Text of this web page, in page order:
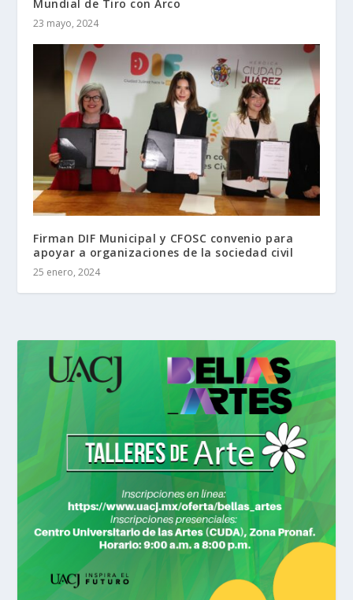
Mundial de Tiro con Arco
23 mayo, 2024
Firman DIF Municipal y CFOSC convenio para
apoyar a organizaciones de la sociedad civil
25 enero, 2024